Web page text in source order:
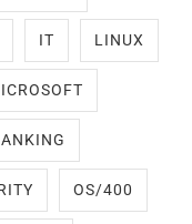
IT LINUX
OS/400